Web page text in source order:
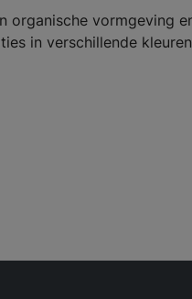
organische vormgeving
in verschillende